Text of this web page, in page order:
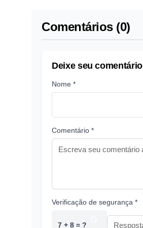
Comentários (0)
Deixe seu comentário
Nome *
Comentário *
Verificação de segurança *
7 + 8 = ?